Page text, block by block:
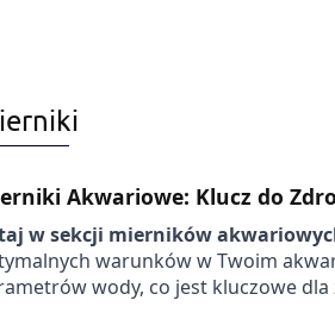
Akwariowe: Klucz do
w sekcji mierników
warunków w Twoim
wody, co jest kluczowe